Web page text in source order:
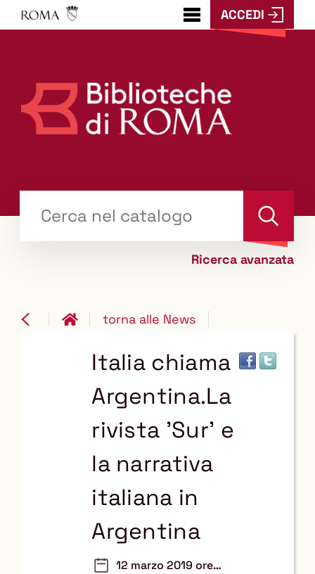
???
menu.button???
ACCEDI
il tuo libro "Catalogo"
Cerca
Ricerca avanzata
torna alle News
Italia chiama
Argentina.La
rivista 'Sur' e
la narrativa
italiana in
Argentina
12 marzo 2019 ore